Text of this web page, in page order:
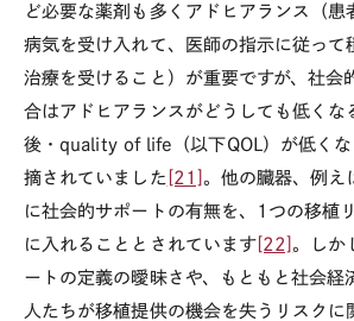
ど必要な薬剤も多くアドヒアランス（患
病気を受け入れて、医師の指示に従って
治療を受けること）が重要ですが、社会
合はアドヒアランスがどうしても低くな
後・ quality of life （以下QOL
）が低く
摘されていました [21] 。他の臓器、例え
に社会的サポートの有無を、
1 つの移植
に入れることとされています[22] 。しか
ートの定義の曖昧さや、もともと社会経
人たちが移植提供の機会を失うリスクに